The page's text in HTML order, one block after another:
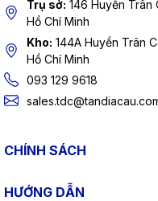
Trụ sở: 146 Huyền Trân
Hồ Chí Minh
Kho: 144A Huyền Trân
Hồ Chí Minh
093 129 9618
CHÍNH SÁCH
HƯỚNG DẪN